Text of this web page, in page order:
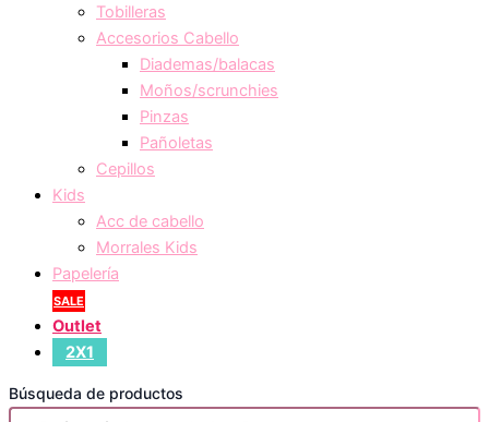
Tobilleras
Accesorios Cabello
Diademas/balacas
Moños/scrunchies
Pinzas
Pañoletas
Cepillos
Kids
Acc de cabello
Morrales Kids
Papelería
SALE
Outlet
2X1
Búsqueda de productos